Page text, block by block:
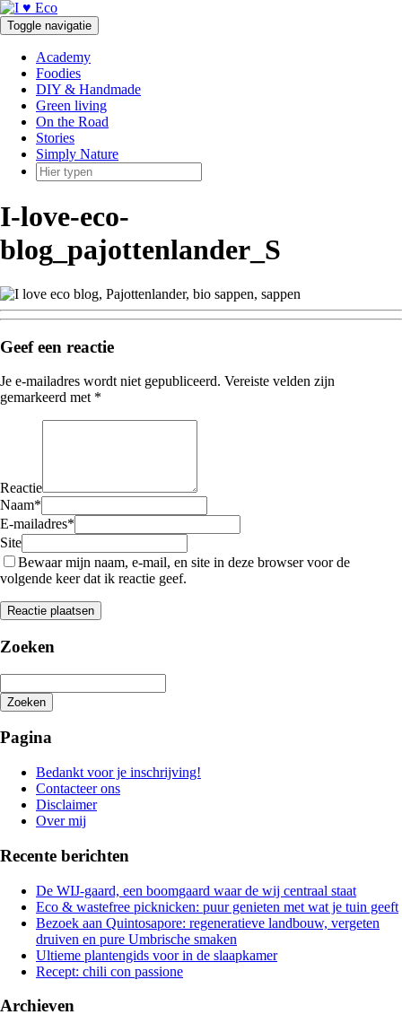
Doorgaan
naar
inhoud
Toggle navigatie
Academy
Foodies
DIY & Handmade
Green living
On the Road
Stories
Simply Nature
I-love-eco-
blog_pajottenlander_S
Geef een reactie
Je e-mailadres wordt niet gepubliceerd. Vereiste velden zijn
gemarkeerd met *
Reactie
Naam*
E-mailadres*
Site
Bewaar mijn naam, e-mail, en site in deze browser voor de
volgende keer dat ik reactie geef.
Zoeken
Zoeken
zoeken
Pagina
Bedankt voor je inschrijving!
Contacteer ons
Disclaimer
Over mij
Recente berichten
De WIJ-gaard, een boomgaard waar de wij centraal staat
Eco & wastefree picknicken: puur genieten met wat je tuin geeft
Bezoek aan Quintosapore: regeneratieve landbouw, vergeten
druiven en pure Umbrische smaken
Ultieme plantengids voor in de slaapkamer
Recept: chili con passione
Archieven